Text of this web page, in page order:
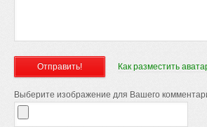
Как разместить
Выберите изображение для Вашего